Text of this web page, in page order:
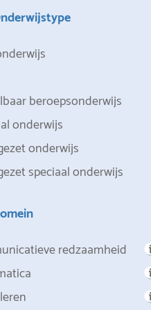
beroepsonderwijs
onderwijs
onderwijs
speciaal onderwijs
redzaamheid